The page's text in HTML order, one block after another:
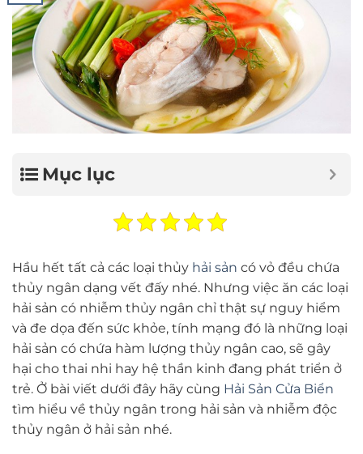
Mục lục
Hầu hết tất cả các loại thủy hải sản có vỏ đều chứa
thủy ngân dạng vết đấy nhé. Nhưng việc ăn các loại
hải sản có nhiễm thủy ngân chỉ thật sự nguy hiểm
và đe dọa đến sức khỏe, tính mạng đó là những loại
hải sản có chứa hàm lượng thủy ngân cao, sẽ gây
hại cho thai nhi hay hệ thần kinh đang phát triển ở
trẻ. Ở bài viết dưới đây hãy cùng Hải Sản Cửa Biển
tìm hiểu về thủy ngân trong hải sản và nhiễm độc
thủy ngân ở hải sản nhé.